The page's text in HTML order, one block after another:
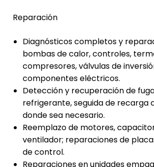
Reparación
Diagnósticos completos y
bombas de calor, controles,
compresores, válvulas de
componentes eléctricos.
Detección y recuperación de
refrigerante, seguida de recarga
donde sea necesario.
Reemplazo de motores,
ventilador; reparaciones de
de control.
Reparaciones en unidades